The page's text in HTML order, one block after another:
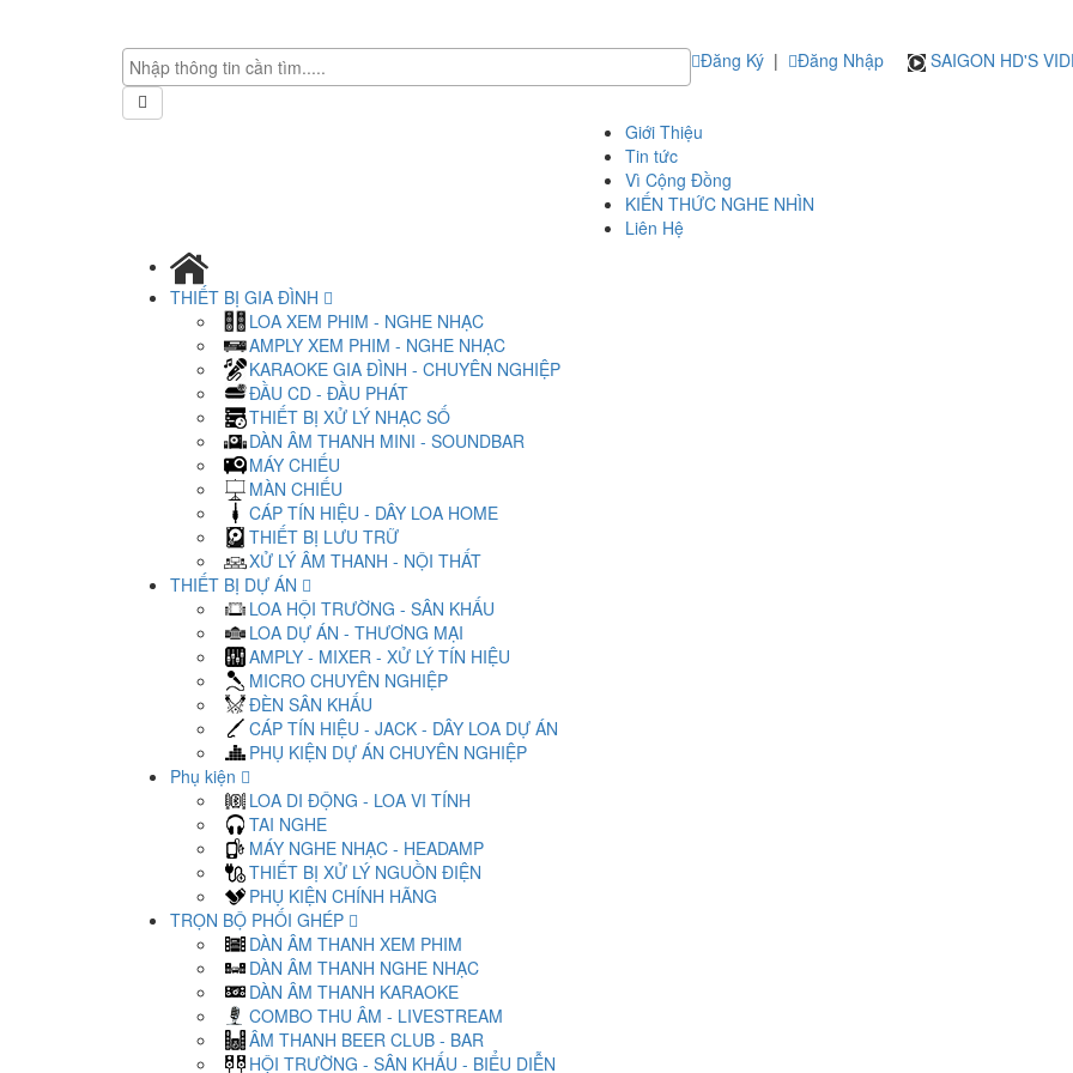
Đăng Ký | Đăng Nhập SAIGON HD'S
Giới Thiệu
Tin tức
Vì Cộng Đồng
KIẾN THỨC NGHE NHÌN
Liên Hệ
THIẾT BỊ GIA ĐÌNH
LOA XEM PHIM - NGHE NHẠC
AMPLY XEM PHIM - NGHE NHẠC
KARAOKE GIA ĐÌNH - CHUYÊN NGHIỆP
ĐẦU CD - ĐẦU PHÁT
THIẾT BỊ XỬ LÝ NHẠC SỐ
DÀN ÂM THANH MINI - SOUNDBAR
MÁY CHIẾU
MÀN CHIẾU
CÁP TÍN HIỆU - DÂY LOA HOME
THIẾT BỊ LƯU TRỮ
XỬ LÝ ÂM THANH - NỘI THẤT
THIẾT BỊ DỰ ÁN
LOA HỘI TRƯỜNG - SÂN KHẤU
LOA DỰ ÁN - THƯƠNG MẠI
AMPLY - MIXER - XỬ LÝ TÍN HIỆU
MICRO CHUYÊN NGHIỆP
ĐÈN SÂN KHẤU
CÁP TÍN HIỆU - JACK - DÂY LOA DỰ ÁN
PHỤ KIỆN DỰ ÁN CHUYÊN NGHIỆP
Phụ kiện
LOA DI ĐỘNG - LOA VI TÍNH
TAI NGHE
MÁY NGHE NHẠC - HEADAMP
THIẾT BỊ XỬ LÝ NGUỒN ĐIỆN
PHỤ KIỆN CHÍNH HÃNG
TRỌN BỘ PHỐI GHÉP
DÀN ÂM THANH XEM PHIM
DÀN ÂM THANH NGHE NHẠC
DÀN ÂM THANH KARAOKE
COMBO THU ÂM - LIVESTREAM
ÂM THANH BEER CLUB - BAR
HỘI TRƯỜNG - SÂN KHẤU - BIỂU DIỄN